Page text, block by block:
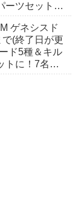
ーツセット！
ゲネシスド
(終了日が更
ド5種＆キル
トに！7名の